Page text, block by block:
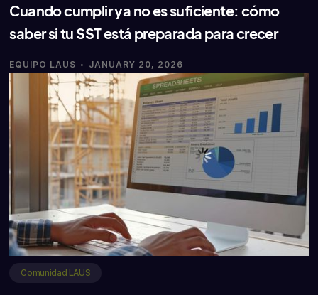
Cuando cumplir ya no es suficiente: cómo
saber si tu SST está preparada para crecer
EQUIPO LAUS · JANUARY 20, 2026
Comunidad LAUS